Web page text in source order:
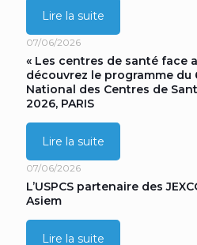
Lire la suite
07/06/2026
« Les centres de santé face
découvrez le programme du
National des Centres de
2026, PARIS
Lire la suite
07/06/2026
L’USPCS partenaire des
Asiem
Lire la suite